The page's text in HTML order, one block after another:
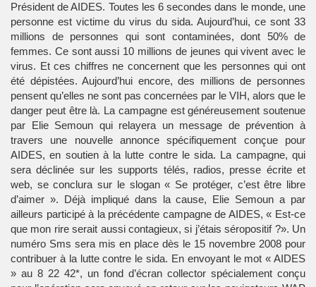
Président de AIDES. Toutes les 6 secondes dans le monde, une
personne est victime du virus du sida. Aujourd’hui, ce sont 33
millions de personnes qui sont contaminées, dont 50% de
femmes. Ce sont aussi 10 millions de jeunes qui vivent avec le
virus. Et ces chiffres ne concernent que les personnes qui ont
été dépistées. Aujourd’hui encore, des millions de personnes
pensent qu’elles ne sont pas concernées par le VIH, alors que le
danger peut être là. La campagne est généreusement soutenue
par Elie Semoun qui relayera un message de prévention à
travers une nouvelle annonce spécifiquement conçue pour
AIDES, en soutien à la lutte contre le sida. La campagne, qui
sera déclinée sur les supports télés, radios, presse écrite et
web, se conclura sur le slogan « Se protéger, c’est être libre
d’aimer ». Déjà impliqué dans la cause, Elie Semoun a par
ailleurs participé à la précédente campagne de AIDES, « Est-ce
que mon rire serait aussi contagieux, si j’étais séropositif ?». Un
numéro Sms sera mis en place dès le 15 novembre 2008 pour
contribuer à la lutte contre le sida. En envoyant le mot « AIDES
» au 8 22 42*, un fond d’écran collector spécialement conçu